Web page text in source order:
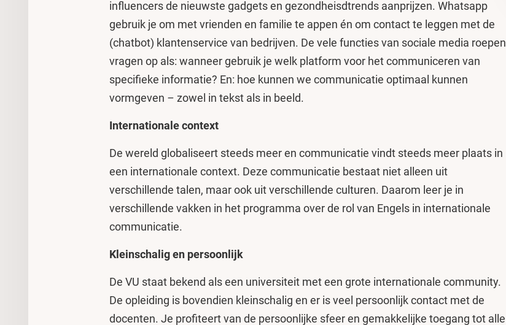
influencers de nieuwste gadgets en gezondheisdtrends aanprijzen. Whatsapp
gebruik je om met vrienden en familie te appen én om contact te leggen met de
(chatbot) klantenservice van bedrijven. De vele functies van sociale media roepen
vragen op als: wanneer gebruik je welk platform voor het communiceren van
specifieke informatie? En: hoe kunnen we communicatie optimaal kunnen
vormgeven – zowel in tekst als in beeld.
Internationale context
De wereld globaliseert steeds meer en communicatie vindt steeds meer plaats in
een internationale context. Deze communicatie bestaat niet alleen uit
verschillende talen, maar ook uit verschillende culturen. Daarom leer je in
verschillende vakken in het programma over de rol van Engels in internationale
communicatie.
Kleinschalig en persoonlijk
De VU staat bekend als een universiteit met een grote internationale community.
De opleiding is bovendien kleinschalig en er is veel persoonlijk contact met de
docenten. Je profiteert van de persoonlijke sfeer en gemakkelijke toegang tot alle